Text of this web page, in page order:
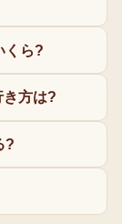
くら?
き方は?
?